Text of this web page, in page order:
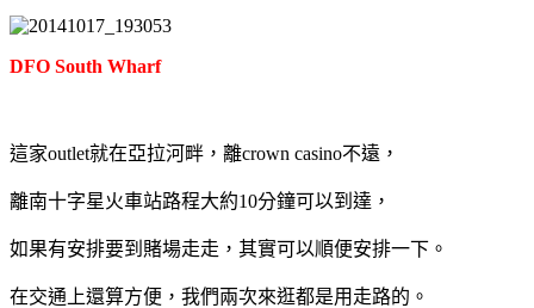
DFO South Wharf
這家outlet就在亞拉河畔，離crown casino不遠，
離南十字星火車站路程大約10分鐘可以到達，
如果有安排要到賭場走走，其實可以順便安排一下。
在交通上還算方便，我們兩次來逛都是用走路的。